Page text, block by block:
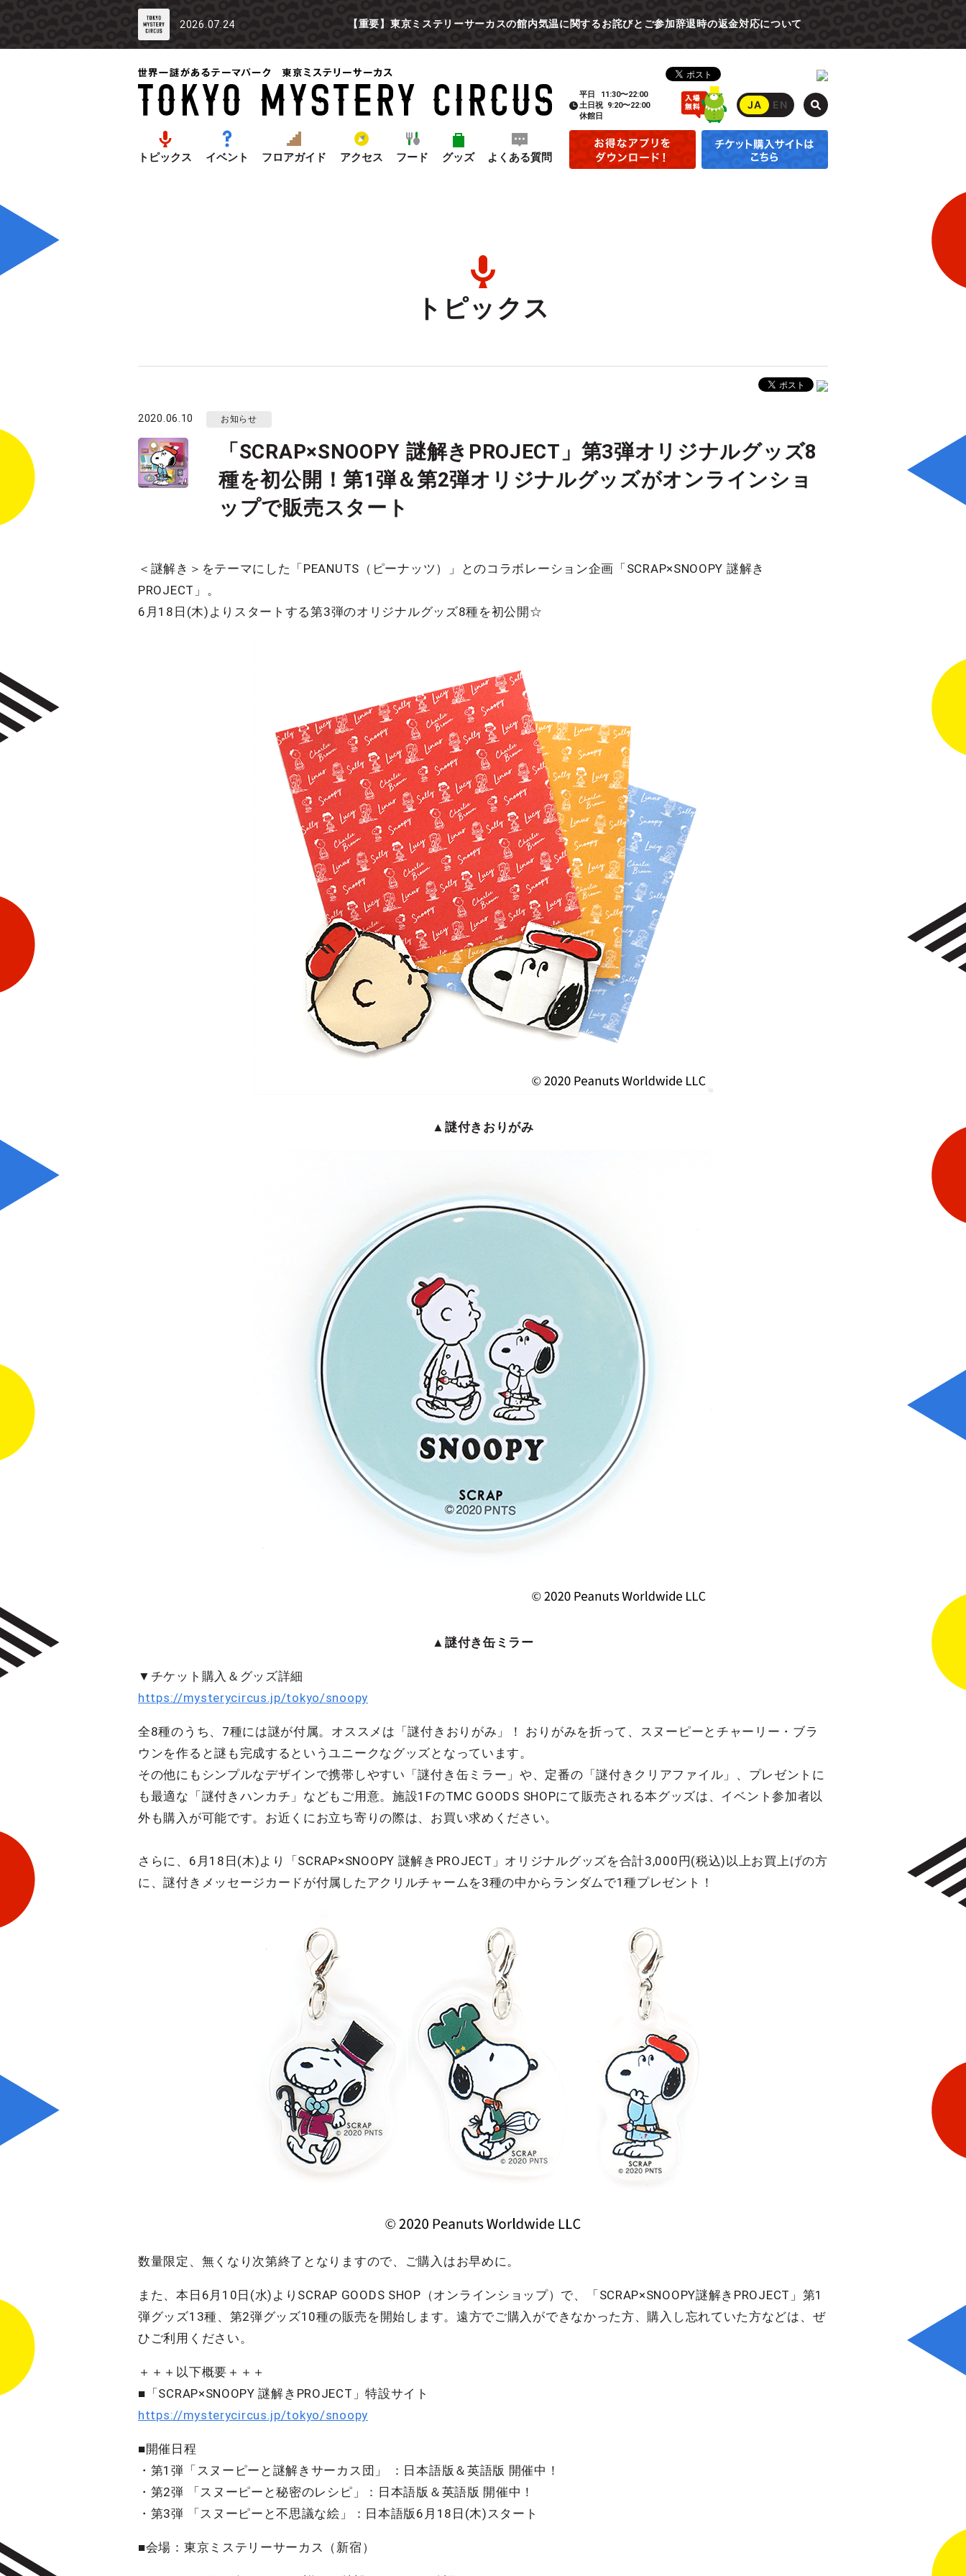
2026.07.24 【重要】東京ミステリーサーカスの館内気温に関するお詫びとご参加辞退時の返金対応について
トピックス イベント フロアガイド アクセス フード グッズ よくある質問
平日
11:30〜22:00
土日祝 9:20〜22:00
休館日
JA EN
トピックス
2020.06.10 お知らせ
「SCRAP×SNOOPY 謎解きPROJECT」第3弾オリジナルグッズ8
種を初公開！第1弾＆第2弾オリジナルグッズがオンラインショ
ップで販売スタート
＜謎解き＞をテーマにした「PEANUTS（ピーナッツ）」とのコラボレーション企画「SCRAP×SNOOPY 謎解き
PROJECT」。
6月18日(木)よりスタートする第3弾のオリジナルグッズ8種を初公開☆
▲謎付きおりがみ
▲謎付き缶ミラー
▼チケット購入＆グッズ詳細
https://mysterycircus.jp/tokyo/snoopy
全8種のうち、7種には謎が付属。オススメは「謎付きおりがみ」！ おりがみを折って、スヌーピーとチャーリー・ブラ
ウンを作ると謎も完成するというユニークなグッズとなっています。
その他にもシンプルなデザインで携帯しやすい「謎付き缶ミラー」や、定番の「謎付きクリアファイル」、プレゼントに
も最適な「謎付きハンカチ」などもご用意。施設1FのTMC GOODS SHOPにて販売される本グッズは、イベント参加者以
外も購入が可能です。お近くにお立ち寄りの際は、お買い求めください。
さらに、6月18日(木)より「SCRAP×SNOOPY 謎解きPROJECT」オリジナルグッズを合計3,000円(税込)以上お買上げの方
に、謎付きメッセージカードが付属したアクリルチャームを3種の中からランダムで1種プレゼント！
数量限定、無くなり次第終了となりますので、ご購入はお早めに。
また、本日6月10日(水)よりSCRAP GOODS SHOP（オンラインショップ）で、「SCRAP×SNOOPY謎解きPROJECT」第1
弾グッズ13種、第2弾グッズ10種の販売を開始します。遠方でご購入ができなかった方、購入し忘れていた方などは、ぜ
ひご利用ください。
＋＋＋以下概要＋＋＋
■「SCRAP×SNOOPY 謎解きPROJECT」特設サイト
https://mysterycircus.jp/tokyo/snoopy
■開催日程
・第1弾「スヌーピーと謎解きサーカス団」 ：日本語版＆英語版 開催中！
・第2弾 「スヌーピーと秘密のレシピ」：日本語版＆英語版 開催中！
・第3弾 「スヌーピーと不思議な絵」：日本語版6月18日(木)スタート
■会場：東京ミステリーサーカス（新宿）